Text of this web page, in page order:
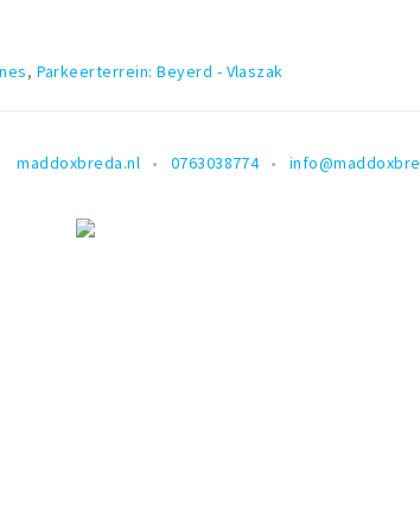
, Parkeerterrein: Beyerd - Vlaszak
maddoxbreda.nl 0763038774